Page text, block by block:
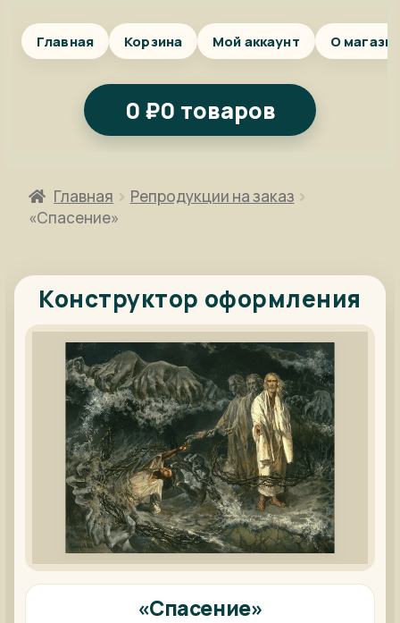
Главная Корзина Мой аккаунт О
0 ₽0 товаров
Главная
Репродукции на заказ
«Спасение»
Конструктор оформления
«Спасение»